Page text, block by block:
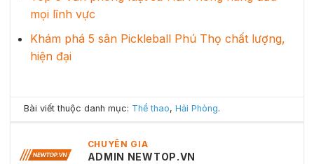
mọi lĩnh vực
Khám phá 5 sân Pickleball Phú Thọ chất lượng,
hiện đại
Bài viết thuộc danh mục: Thể thao,Hải Phòng.
CHUYÊN GIA
ADMIN NEWTOP.VN